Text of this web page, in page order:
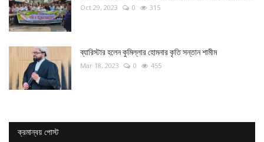
Oct 29, 2023 0 315
ব্যারিস্টার হলেন কুমিল্লার হোমনার কৃতি সন্তান শামীম
Mar 18, 2023 0 455
ক্রমান্বয় পোস্ট